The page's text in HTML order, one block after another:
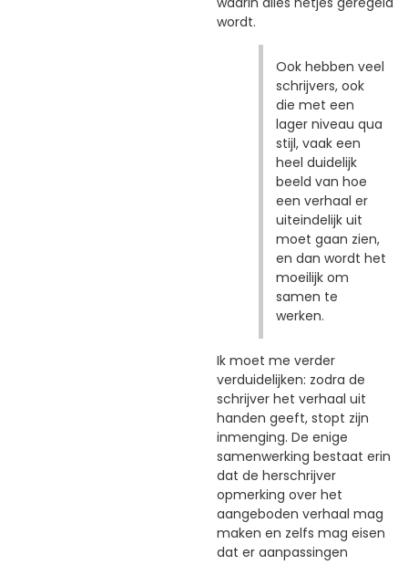
wordt.
Ook hebben veel
schrijvers, ook
die met een
lager niveau qua
stijl, vaak een
heel duidelijk
beeld van hoe
een verhaal er
uiteindelijk uit
moet gaan zien,
en dan wordt het
moeilijk om
samen te
werken.
Ik moet me verder
verduidelijken: zodra de
schrijver het verhaal uit
handen geeft, stopt zijn
inmenging. De enige
samenwerking bestaat erin
dat de herschrijver
opmerking over het
aangeboden verhaal mag
maken en zelfs mag eisen
dat er aanpassingen